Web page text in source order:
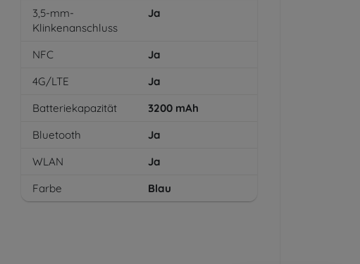
3,5-mm-
Klinkenanschluss
Ja
NFC
Ja
4G/LTE
Ja
Batteriekapazität
3200 mAh
Bluetooth
Ja
WLAN
Ja
Farbe
Blau